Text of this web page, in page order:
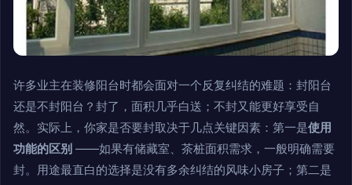
许多业主在装修阳台时都会面对一个反复纠结的难题：封阳台
还是不封阳台？封了，面积几乎白送；不封又能更好享受自
然。实际上，你家是否要封取决于几点关键因素：第一是使用
功能的区别 ——如果有储藏室、茶桩面积需求，一般明确需要
封。用途最直白的选择是没有多余纠结的风味小房子；第二是